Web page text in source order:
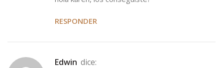
RESPONDER
edwin dice: